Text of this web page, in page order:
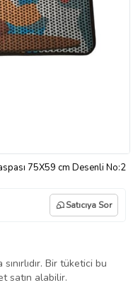
75X59 cm Desenli No:2
Satıcıya Sor
Bir tüketici bu
satın alabilir.